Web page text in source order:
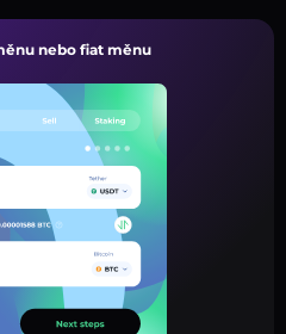
nebo fiat měnu